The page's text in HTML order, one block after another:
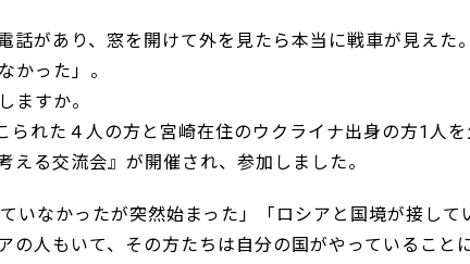
話があり、窓を開けて外を見たら本当に戦車が見えた
かった」。
ますか。
れた４人の方と宮崎在住のウクライナ出身の方1人を
る交流会』が開催され、参加しました。
いなかったが突然始まった」「ロシアと国境が接して
の人もいて、その方たちは自分の国がやっていること